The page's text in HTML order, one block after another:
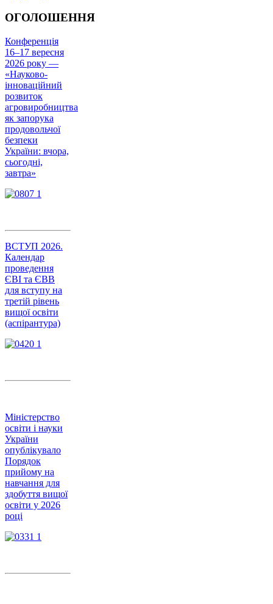
ОГОЛОШЕННЯ
Конференція
16–17 вересня
2026 року —
«Науково-
інноваційний
розвиток
агровиробництва
як запорука
продовольчої
безпеки
України: вчора,
сьогодні,
завтра»
ВСТУП 2026.
Календар
проведення
ЄВІ та ЄВВ
для вступу на
третій рівень
вищої освіти
(аспірантура)
Міністерство
освіти і науки
України
опублікувало
Порядок
прийому на
навчання для
здобуття вищої
освіти у 2026
році